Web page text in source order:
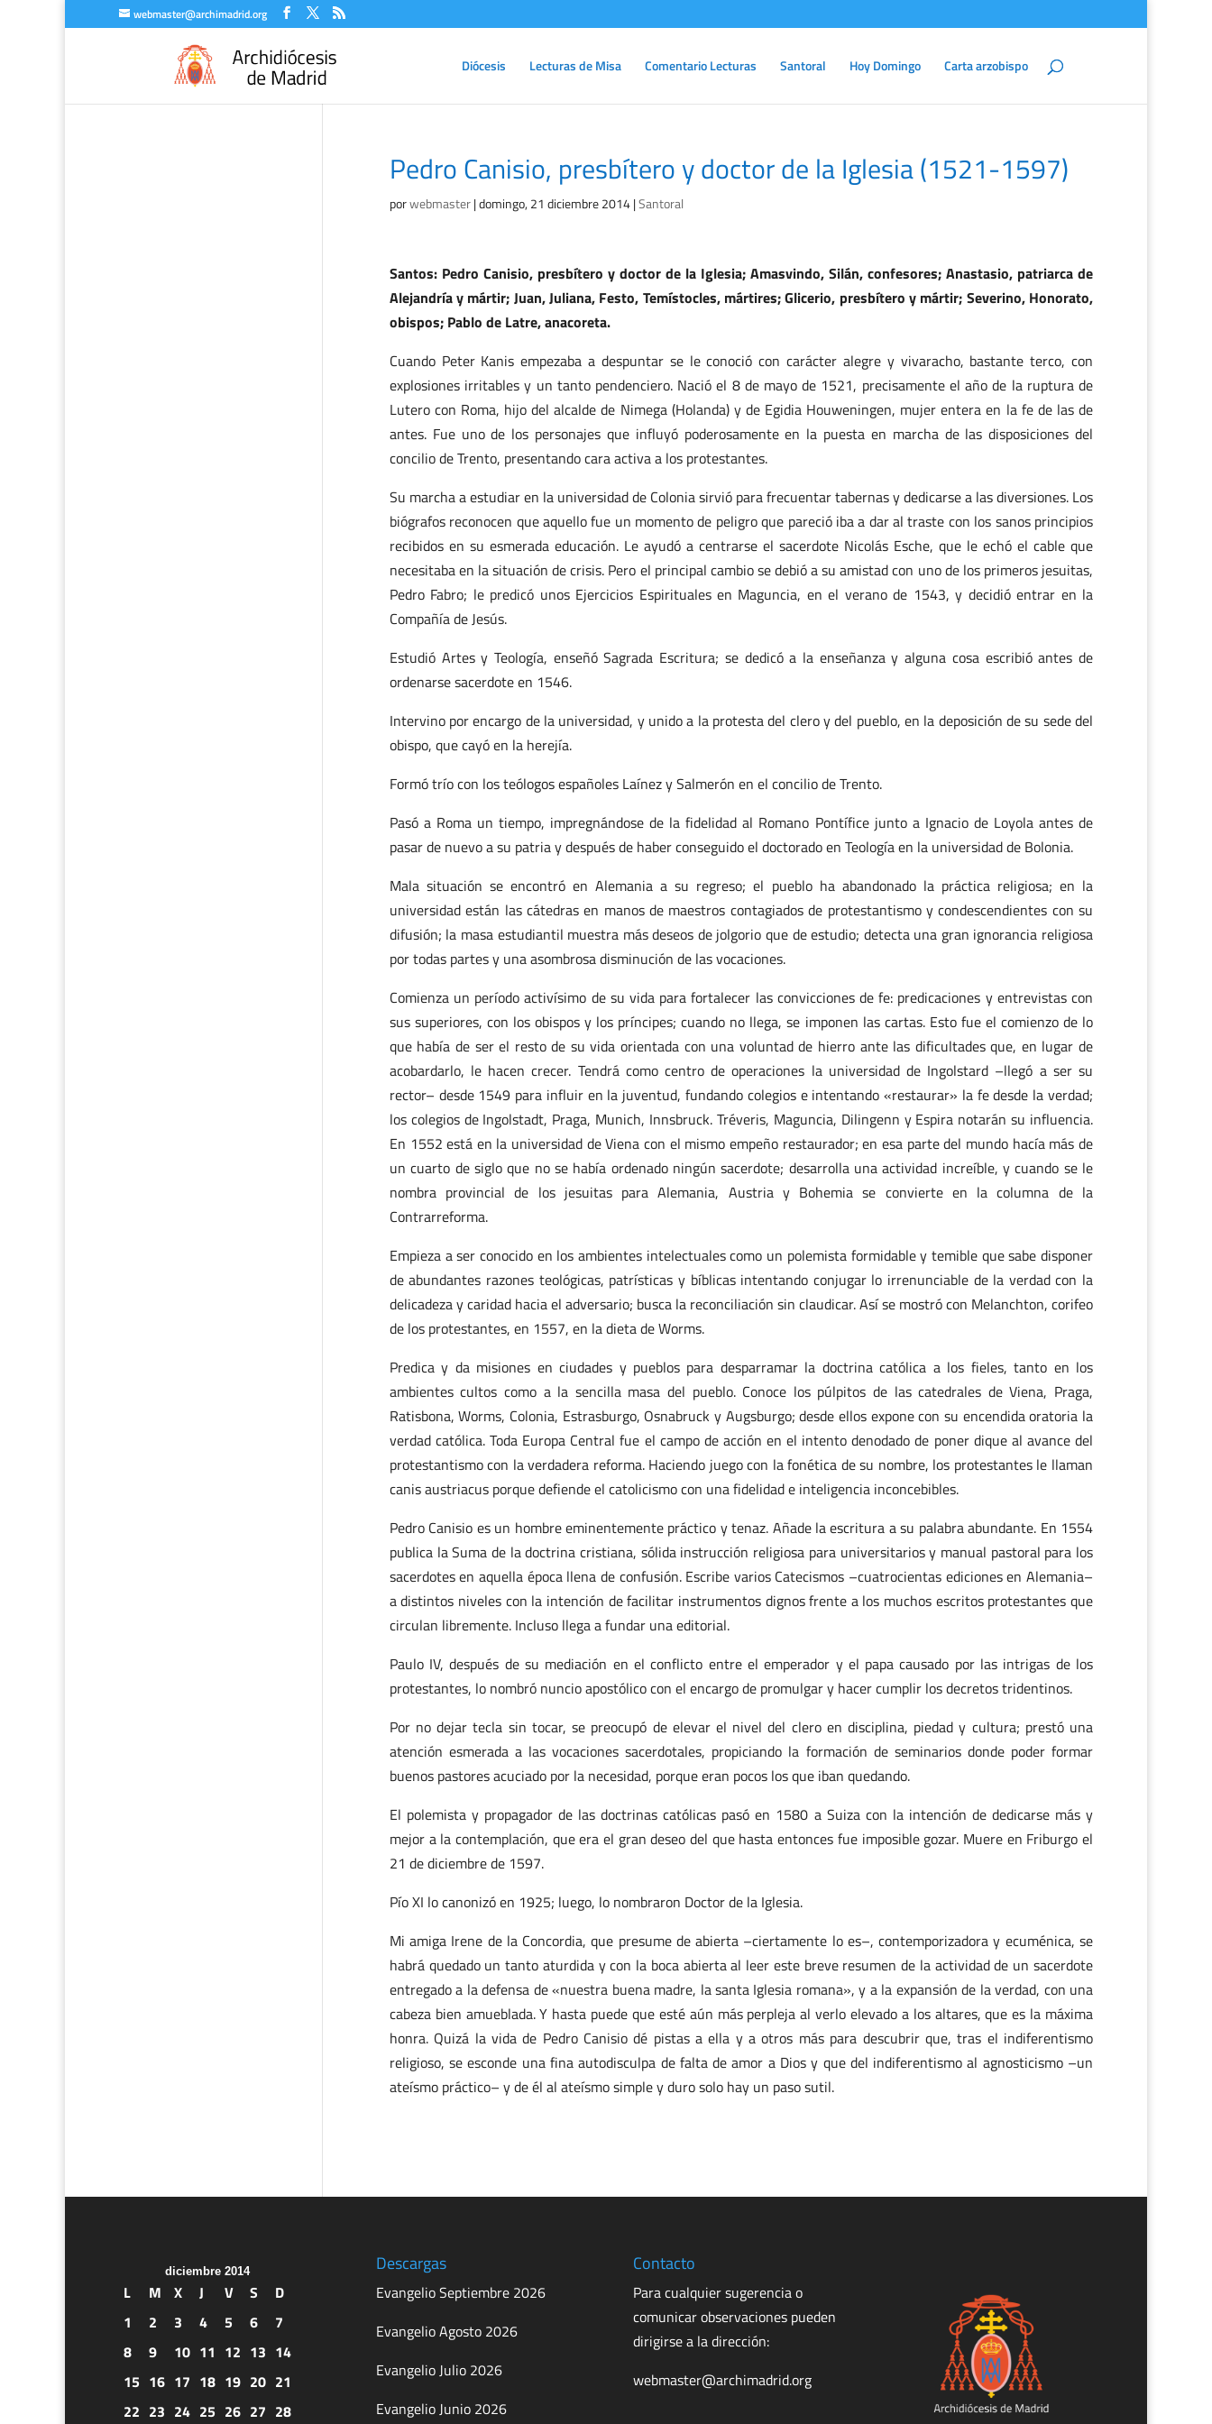
webmaster@archimadrid.org
Diócesis Lecturas de Misa Comentario Lecturas Santoral Hoy Domingo Carta arzobispo
Pedro Canisio, presbítero y doctor de la Iglesia (1521-1597)
porwebmaster|domingo, 21 diciembre 2014|Santoral
Santos: Pedro Canisio, presbítero y doctor de la Iglesia; Amasvindo, Silán, confesores; Anastasio, patriarca de
Alejandría y mártir; Juan, Juliana, Festo, Temístocles, mártires; Glicerio, presbítero y mártir; Severino, Honorato,
obispos; Pablo de Latre, anacoreta.
Cuando Peter Kanis empezaba a despuntar se le conoció con carácter alegre y vivaracho, bastante terco, con
explosiones irritables y un tanto pendenciero. Nació el 8 de mayo de 1521, precisamente el año de la ruptura de
Lutero con Roma, hijo del alcalde de Nimega (Holanda) y de Egidia Houweningen, mujer entera en la fe de las de
antes. Fue uno de los personajes que influyó poderosamente en la puesta en marcha de las disposiciones del
concilio de Trento, presentando cara activa a los protestantes.
Su marcha a estudiar en la universidad de Colonia sirvió para frecuentar tabernas y dedicarse a las diversiones. Los
biógrafos reconocen que aquello fue un momento de peligro que pareció iba a dar al traste con los sanos principios
recibidos en su esmerada educación. Le ayudó a centrarse el sacerdote Nicolás Esche, que le echó el cable que
necesitaba en la situación de crisis. Pero el principal cambio se debió a su amistad con uno de los primeros jesuitas,
Pedro Fabro; le predicó unos Ejercicios Espirituales en Maguncia, en el verano de 1543, y decidió entrar en la
Compañía de Jesús.
Estudió Artes y Teología, enseñó Sagrada Escritura; se dedicó a la enseñanza y alguna cosa escribió antes de
ordenarse sacerdote en 1546.
Intervino por encargo de la universidad, y unido a la protesta del clero y del pueblo, en la deposición de su sede del
obispo, que cayó en la herejía.
Formó trío con los teólogos españoles Laínez y Salmerón en el concilio de Trento.
Pasó a Roma un tiempo, impregnándose de la fidelidad al Romano Pontífice junto a Ignacio de Loyola antes de
pasar de nuevo a su patria y después de haber conseguido el doctorado en Teología en la universidad de Bolonia.
Mala situación se encontró en Alemania a su regreso; el pueblo ha abandonado la práctica religiosa; en la
universidad están las cátedras en manos de maestros contagiados de protestantismo y condescendientes con su
difusión; la masa estudiantil muestra más deseos de jolgorio que de estudio; detecta una gran ignorancia religiosa
por todas partes y una asombrosa disminución de las vocaciones.
Comienza un período activísimo de su vida para fortalecer las convicciones de fe: predicaciones y entrevistas con
sus superiores, con los obispos y los príncipes; cuando no llega, se imponen las cartas. Esto fue el comienzo de lo
que había de ser el resto de su vida orientada con una voluntad de hierro ante las dificultades que, en lugar de
acobardarlo, le hacen crecer. Tendrá como centro de operaciones la universidad de Ingolstard –llegó a ser su
rector– desde 1549 para influir en la juventud, fundando colegios e intentando «restaurar» la fe desde la verdad;
los colegios de Ingolstadt, Praga, Munich, Innsbruck. Tréveris, Maguncia, Dilingenn y Espira notarán su influencia.
En 1552 está en la universidad de Viena con el mismo empeño restaurador; en esa parte del mundo hacía más de
un cuarto de siglo que no se había ordenado ningún sacerdote; desarrolla una actividad increíble, y cuando se le
nombra provincial de los jesuitas para Alemania, Austria y Bohemia se convierte en la columna de la
Contrarreforma.
Empieza a ser conocido en los ambientes intelectuales como un polemista formidable y temible que sabe disponer
de abundantes razones teológicas, patrísticas y bíblicas intentando conjugar lo irrenunciable de la verdad con la
delicadeza y caridad hacia el adversario; busca la reconciliación sin claudicar. Así se mostró con Melanchton, corifeo
de los protestantes, en 1557, en la dieta de Worms.
Predica y da misiones en ciudades y pueblos para desparramar la doctrina católica a los fieles, tanto en los
ambientes cultos como a la sencilla masa del pueblo. Conoce los púlpitos de las catedrales de Viena, Praga,
Ratisbona, Worms, Colonia, Estrasburgo, Osnabruck y Augsburgo; desde ellos expone con su encendida oratoria la
verdad católica. Toda Europa Central fue el campo de acción en el intento denodado de poner dique al avance del
protestantismo con la verdadera reforma. Haciendo juego con la fonética de su nombre, los protestantes le llaman
canis austriacus porque defiende el catolicismo con una fidelidad e inteligencia inconcebibles.
Pedro Canisio es un hombre eminentemente práctico y tenaz. Añade la escritura a su palabra abundante. En 1554
publica la Suma de la doctrina cristiana, sólida instrucción religiosa para universitarios y manual pastoral para los
sacerdotes en aquella época llena de confusión. Escribe varios Catecismos –cuatrocientas ediciones en Alemania–
a distintos niveles con la intención de facilitar instrumentos dignos frente a los muchos escritos protestantes que
circulan libremente. Incluso llega a fundar una editorial.
Paulo IV, después de su mediación en el conflicto entre el emperador y el papa causado por las intrigas de los
protestantes, lo nombró nuncio apostólico con el encargo de promulgar y hacer cumplir los decretos tridentinos.
Por no dejar tecla sin tocar, se preocupó de elevar el nivel del clero en disciplina, piedad y cultura; prestó una
atención esmerada a las vocaciones sacerdotales, propiciando la formación de seminarios donde poder formar
buenos pastores acuciado por la necesidad, porque eran pocos los que iban quedando.
El polemista y propagador de las doctrinas católicas pasó en 1580 a Suiza con la intención de dedicarse más y
mejor a la contemplación, que era el gran deseo del que hasta entonces fue imposible gozar. Muere en Friburgo el
21 de diciembre de 1597.
Pío XI lo canonizó en 1925; luego, lo nombraron Doctor de la Iglesia.
Mi amiga Irene de la Concordia, que presume de abierta –ciertamente lo es–, contemporizadora y ecuménica, se
habrá quedado un tanto aturdida y con la boca abierta al leer este breve resumen de la actividad de un sacerdote
entregado a la defensa de «nuestra buena madre, la santa Iglesia romana», y a la expansión de la verdad, con una
cabeza bien amueblada. Y hasta puede que esté aún más perpleja al verlo elevado a los altares, que es la máxima
honra. Quizá la vida de Pedro Canisio dé pistas a ella y a otros más para descubrir que, tras el indiferentismo
religioso, se esconde una fina autodisculpa de falta de amor a Dios y que del indiferentismo al agnosticismo –un
ateísmo práctico– y de él al ateísmo simple y duro solo hay un paso sutil.
diciembre 2014
L M X J V S
D
1
2 3 4 5 6
7
8
9 10 11 12 13 14
15 16 17 18 19 20 21
22 23 24 25 26 27 28
Descargas
Evangelio Septiembre 2026
Evangelio Agosto 2026
Evangelio Julio 2026
Evangelio Junio 2026
Contacto
Para cualquier sugerencia o
comunicar observaciones pueden
dirigirse a la dirección:
webmaster@archimadrid.org